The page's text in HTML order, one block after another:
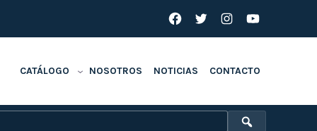
Facebook Twitter Instagram YouTube
CATÁLOGO NOSOTROS NOTICIAS CONTACTO